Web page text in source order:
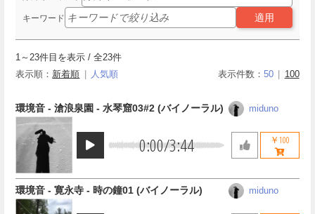
キーワード 適用
1 ～ 23件目を表示 / 全23件
表示順： 新着順 人気順 表示件数： 50 100
0:00/3:44
環境音 - 滄浪泉園 - 水琴窟03#2 (バイノーラル) miduno
￥100
環境音 - 寛永寺 - 時の鐘01 (バイノーラル) miduno